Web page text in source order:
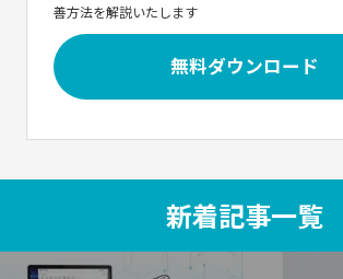
善方法を解説いたします
無料ダウンロード
新着記事一覧